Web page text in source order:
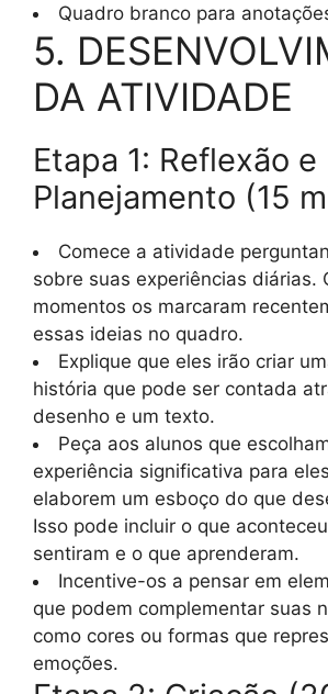
Quadro branco para
5.
DA ATIVIDADE
Etapa 1: Reflexão e
Planejamento (15
Comece a atividade
sobre suas experiências diárias.
momentos os marcaram
essas ideias no quadro.
Explique que eles irão criar
história que pode ser contada
desenho e um texto.
Peça aos alunos que
experiência significativa para
elaborem um esboço do que
Isso pode incluir o que
sentiram e o que aprenderam.
Incentive-os a pensar em
que podem complementar suas
como cores ou formas que
emoções.